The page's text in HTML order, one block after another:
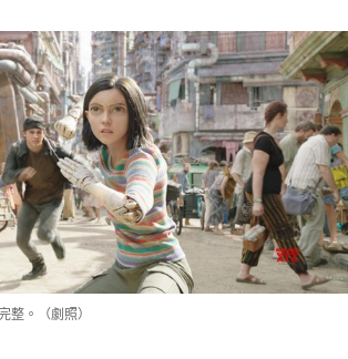
整。（劇照）